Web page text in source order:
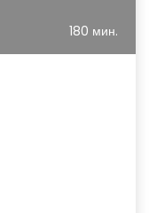
180 мин.